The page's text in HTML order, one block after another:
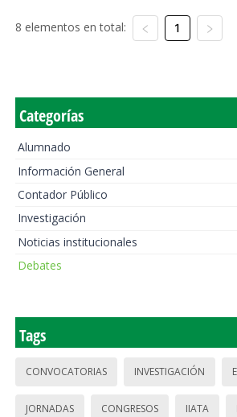
8 elementos en total: 1
Categorías
Alumnado
Información General
Contador Público
Investigación
Noticias institucionales
Debates
Tags
CONVOCATORIAS INVESTIGACIÓN
JORNADAS CONGRESOS IIATA